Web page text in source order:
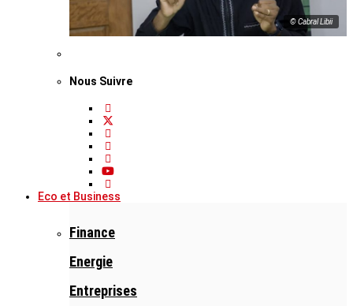
© Cabral Libii
Nous Suivre
Eco et Business
Finance
Energie
Entreprises